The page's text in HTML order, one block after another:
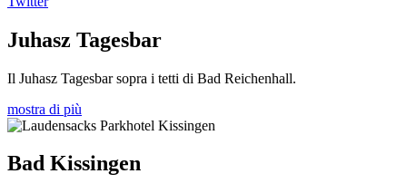
Juhasz Tagesbar
Il Juhasz Tagesbar sopra i tetti di Bad Reichenhall.
mostra di più
Bad Kissingen